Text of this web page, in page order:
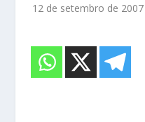
12 de setembro de 2007